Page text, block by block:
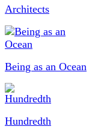
Architects
Being as an Ocean
Hundredth